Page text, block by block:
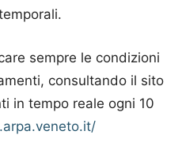
sempre le condizioni
consultando il sito
in tempo reale ogni 10